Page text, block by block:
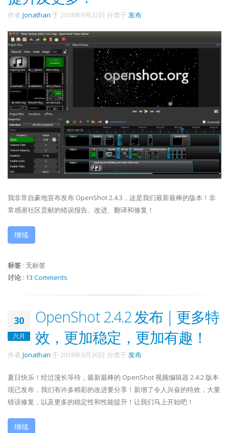
作者 Jonathan 于 2018年9月22日 分类于 发布 .
我非常自豪地宣布发布 OpenShot 2.4.3，这是我们最新最棒的版本！非
常感谢社区贡献的错误报告、改进、翻译和修复！
继续
标签 : 无标签
讨论 : 13 Comments
30
六月
OpenShot 2.4.2 发布 | 更多特
效，更加稳定，更加有趣！
作者 Jonathan 于 2018年6月30日 分类于 发布 .
夏日快乐！经过漫长等待，最新最棒的 OpenShot 视频编辑器 2.4.2 版本
现已发布，我们有许多精彩的改进要分享！新增了令人兴奋的特效，大量
错误修复，以及更多的稳定性和性能提升！让我们马上开始吧！
继续